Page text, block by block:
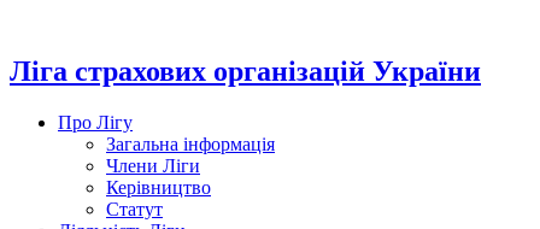
вмісту
Ліга страхових організацій України
Про Лігу
Загальна інформація
Члени Ліги
Керівництво
Статут